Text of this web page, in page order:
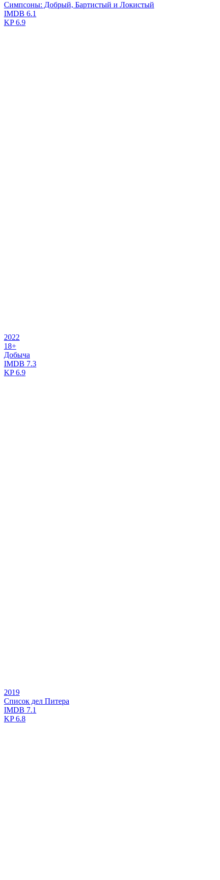
Симпсоны: Добрый, Бартистый и Локистый
IMDB 6.1
KP6.9
2022
18+
Добыча
IMDB 7.3
KP6.9
2019
Список дел Питера
IMDB 7.1
KP6.8